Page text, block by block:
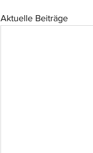
Aktuelle Beiträge